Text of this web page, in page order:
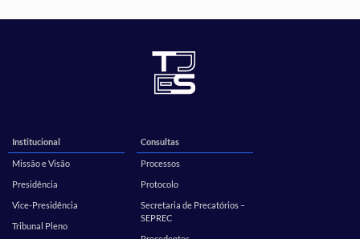
Institucional
Missão e Visão
Presidência
Vice-Presidência
Tribunal Pleno
Consultas
Processos
Protocolo
Secretaria de Precatórios –
SEPREC